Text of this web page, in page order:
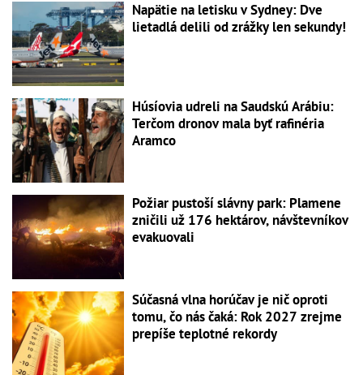
Napätie na letisku v Sydney: Dve
lietadlá delili od zrážky len sekundy!
Húsíovia udreli na Saudskú Arábiu:
Terčom dronov mala byť rafinéria
Aramco
Požiar pustoší slávny park: Plamene
zničili už 176 hektárov, návštevníkov
evakuovali
Súčasná vlna horúčav je nič oproti
tomu, čo nás čaká: Rok 2027 zrejme
prepíše teplotné rekordy